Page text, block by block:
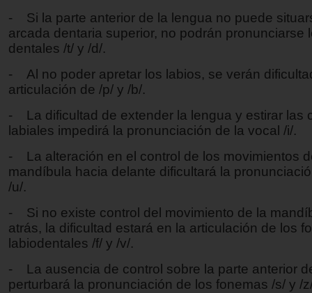
- Si la parte anterior de la lengua no puede
arcada dentaria superior, no podrán pronunciarse
dentales /t/ y /d/.
- Al no poder apretar los labios, se verán
articulación de /p/ y /b/.
- La dificultad de extender la lengua y estirar las
labiales impedirá la pronunciación de la vocal /i/.
- La alteración en el control de los movimientos
mandíbula hacia delante dificultará la
/u/.
- Si no existe control del movimiento de la
atrás, la dificultad estará en la articulación de los
labiodentales /f/ y /v/.
- La ausencia de control sobre la parte anterior
perturbará la pronunciación de los fonemas /s/ y /